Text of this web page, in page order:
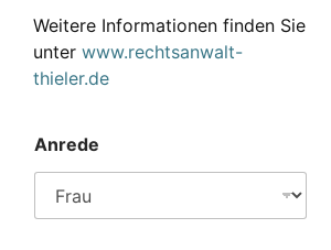
Weitere Informationen finden Sie
unter www.rechtsanwalt-
thieler.de
Anrede